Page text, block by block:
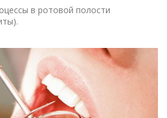
в ротовой полости